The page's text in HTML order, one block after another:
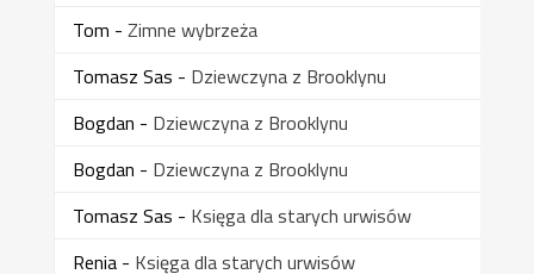
Tom - Zimne wybrzeża
Tomasz Sas - Dziewczyna z Brooklynu
Bogdan - Dziewczyna z Brooklynu
Bogdan - Dziewczyna z Brooklynu
Tomasz Sas - Księga dla starych urwisów
Renia- Księga dla starych urwisów